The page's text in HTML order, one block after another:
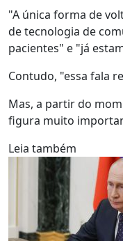
"A única forma de
de tecnologia de
pacientes" e "já
Contudo, "essa fala
Mas, a partir do
figura muito
Leia também